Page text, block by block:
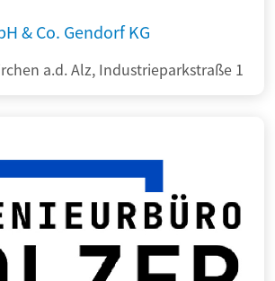
& Co. Gendorf KG
a.d. Alz, Industrieparkstraße 1